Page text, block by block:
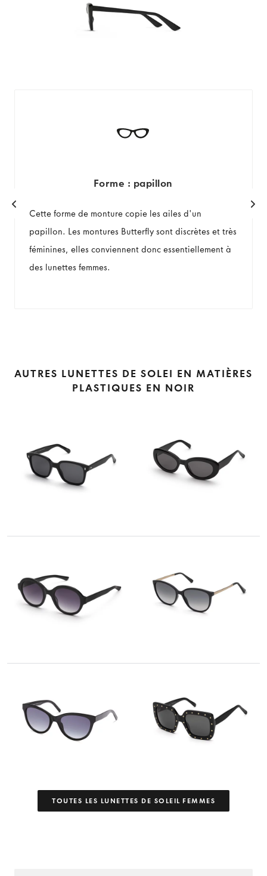
Forme : papillon
Cette forme de monture copie les ailes d'un
papillon. Les montures Butterfly sont discrètes et très
féminines, elles conviennent donc essentiellement à
des lunettes femmes.
AUTRES LUNETTES DE SOLEI EN MATIÈRES
PLASTIQUES EN NOIR
TOUTES LES LUNETTES DE SOLEIL FEMMES